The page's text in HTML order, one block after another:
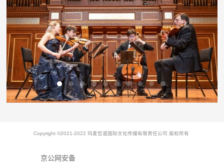
Copyright ©2021-2022 玛麦哲道国际文化传播有限责任公司 版权所有
京公网安备